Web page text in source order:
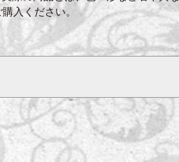
入ください。